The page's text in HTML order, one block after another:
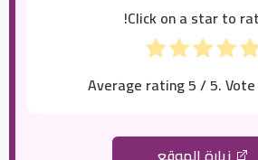
Click on a star to
Average rating5/ 5.